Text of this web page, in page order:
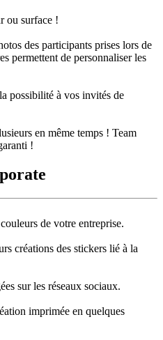
ou surface !
des participants prises lors de
permettent de personnaliser les
possibilité à vos invités de
en même temps ! Team
!
de votre entreprise.
créations des stickers lié à la
sur les réseaux sociaux.
imprimée en quelques